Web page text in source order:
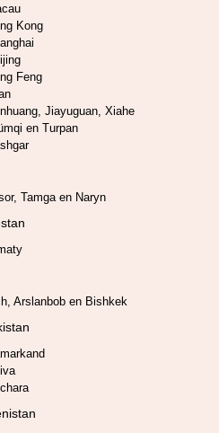
Kong
Feng
Jiayuguan, Xiahe
en Turpan
Tamga en Naryn
Arslanbob en Bishkek